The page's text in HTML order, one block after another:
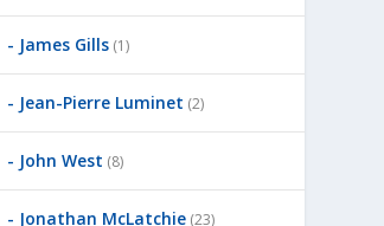
James Gills (1)
Jean-Pierre Luminet (2)
John West (8)
Jonathan McLatchie (23)